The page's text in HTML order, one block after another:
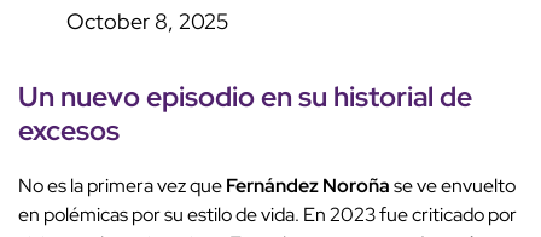
October 8, 2025
Un nuevo episodio en su historial de
excesos
No es la primera vez queFernández Noroñase ve envuelto
en polémicas por su estilo de vida. En 2023 fue criticado por